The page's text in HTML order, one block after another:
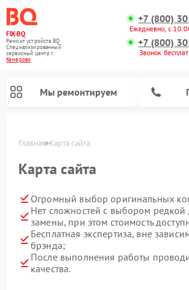
FIX-BQ
Ремонт устройств BQ
Специализированный
cервисный центр г.
Кемерово
+7 (800)
Ежедневно, с
+7 (800)
Звонок
Мы ремонтируем
Главная Карта сайта
Карта сайта
Огромный выбор оригинальных
Нет сложностей с выбором редкой
замены, при этом стоимость
Бесплатная экспертиза, вне
брэнда;
После выполнения работы
качества.